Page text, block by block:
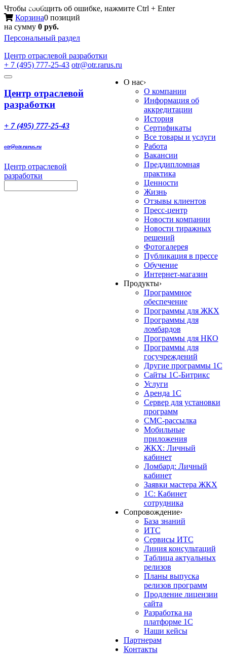
Чтобы сообщить об ошибке, нажмите Ctrl + Enter
Корзина0 позиций
на сумму 0 руб.
Персональный раздел
Центр отраслевой разработки
+ 7 (495) 777-25-43 otr@otr.rarus.ru
Toggle
Меню
Центр отраслевой
разработки
+ 7 (495) 777-25-43
otr@otr.rarus.ru
Центр отраслевой
разработки
О нас›
О компании
Информация об
аккредитации
История
Сертификаты
Все товары и услуги
Работа
Вакансии
Преддипломная
практика
Ценности
Жизнь
Отзывы клиентов
Пресс-центр
Новости компании
Новости тиражных
решений
Фотогалерея
Публикация в прессе
Обучение
Интернет-магазин
Продукты›
Программное
обеспечение
Программы для ЖКХ
Программы для
ломбардов
Программы для НКО
Программы для
госучреждений
Другие программы 1С
Сайты 1С-Битрикс
Услуги
Аренда 1С
Сервер для установки
программ
СМС-рассылка
Мобильные
приложения
ЖКХ: Личный
кабинет
Ломбард: Личный
кабинет
Заявки мастера ЖКХ
1С: Кабинет
сотрудника
Сопровождение›
База знаний
ИТС
Сервисы ИТС
Линия консультаций
Таблица актуальных
релизов
Планы выпуска
релизов программ
Продление лицензии
сайта
Разработка на
платформе 1С
Наши кейсы
Партнерам
Контакты